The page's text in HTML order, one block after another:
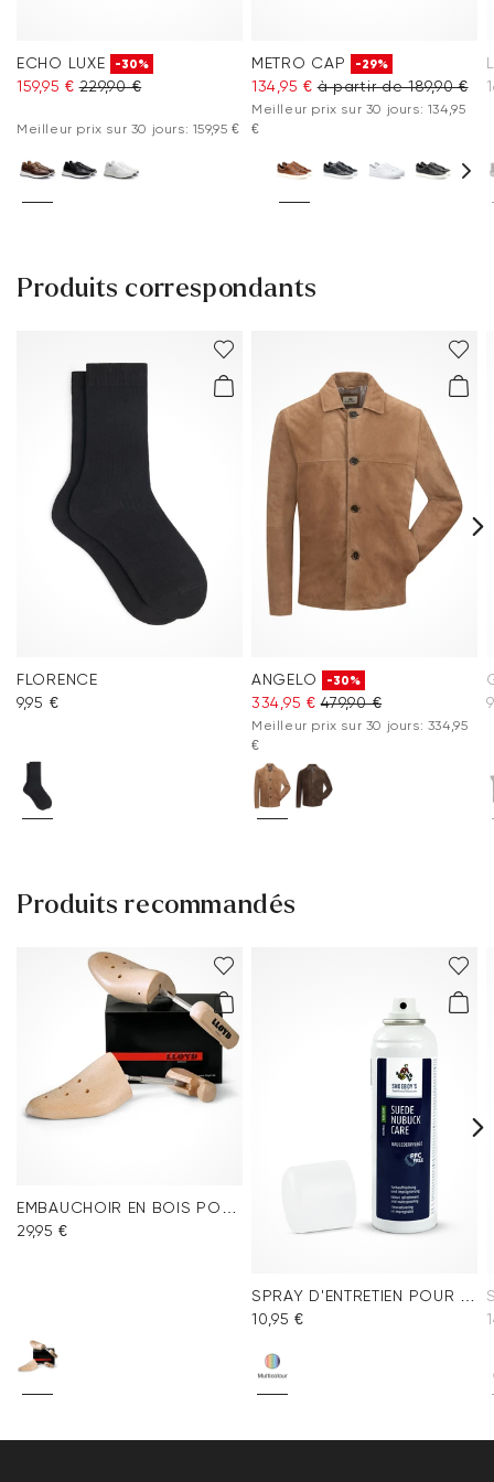
ECHO LUXE -30%
159,95 € 229,90 €
Meilleur prix sur 30 jours: 159,95 €
METRO CAP -29%
134,95 € à partir de 189,90 €
Meilleur prix sur 30 jours: 134,95
€
Produits correspondants
FLORENCE
9,95 €
ANGELO -30%
334,95 € 479,90 €
Meilleur prix sur 30 jours: 334,95
€
Produits recommandés
29,95 €
SPRAY D'ENTRETIEN POUR VELOURS MULTICOLORE
10,95 €